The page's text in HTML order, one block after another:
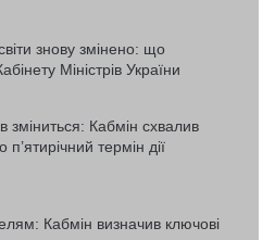
знову змінено: що
Міністрів України
зміниться: Кабмін схвалив
термін дії
Кабмін визначив ключові